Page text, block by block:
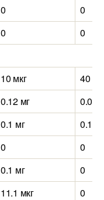
0
0
0
0
10 мкг
40
0.12 мг
0.04
0.1 мг
0.1 мг
0
0
0.1 мг
0
11.1 мкг
0